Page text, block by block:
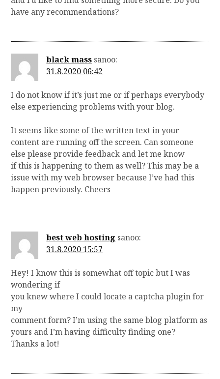
have any recommendations?
black mass sanoo:
31.8.2020 06:42
I do not know if it’s just me or if perhaps everybody
else experiencing problems with your blog.
It seems like some of the written text in your
content are running off the screen. Can someone
else please provide feedback and let me know
if this is happening to them as well? This may be a
issue with my web browser because I’ve had this
happen previously. Cheers
best web hosting sanoo:
31.8.2020 15:57
Hey! I know this is somewhat off topic but I was
wondering if
you knew where I could locate a captcha plugin for
my
comment form? I’m using the same blog platform as
yours and I’m having difficulty finding one?
Thanks a lot!